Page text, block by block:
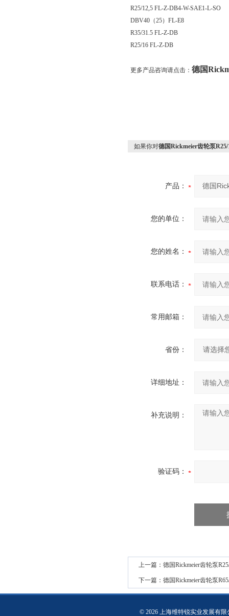
R25/12,5 FL-Z-DB4-W-SAE1-L-SO
DBV40（25）FL-E8
R35/31.5 FL-Z-DB
R25/16 FL-Z-DB
更多产品咨询请点击： 德国
如果你对德国Rickmeier齿轮泵
产品：
您的单位：
您的姓名：
联系电话：
常用邮箱：
省份：
详细地址：
补充说明：
验证码：
上一篇： 德国Rickmeier齿轮泵
下一篇： 德国Rickmeier齿轮泵
© 2026 上海维特锐实业发展有